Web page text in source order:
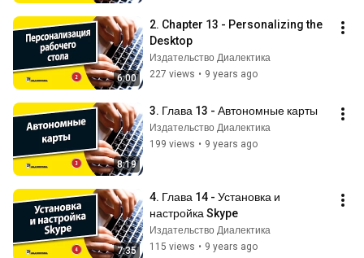
6:00
2. Chapter 13 - Personalizing the
Desktop
Издательство Диалектика
227 views • 9 years ago
8:19
3. Глава 13 - Автономные карты
Издательство Диалектика
199 views • 9 years ago
7:35
4. Глава 14 - Установка и
настройка Skype
Издательство Диалектика
115 views • 9 years ago